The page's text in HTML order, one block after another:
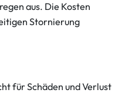
aus. Die Kosten
Stornierung
für Schäden und Verlust